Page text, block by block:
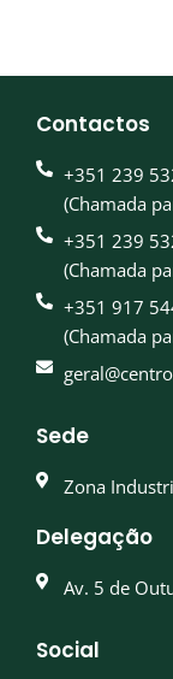
Contactos
+351 239
(Chamada
+351 239
(Chamada
+351 917
(Chamada
Sede
Zona
Delegação
Av. 5 de
Social